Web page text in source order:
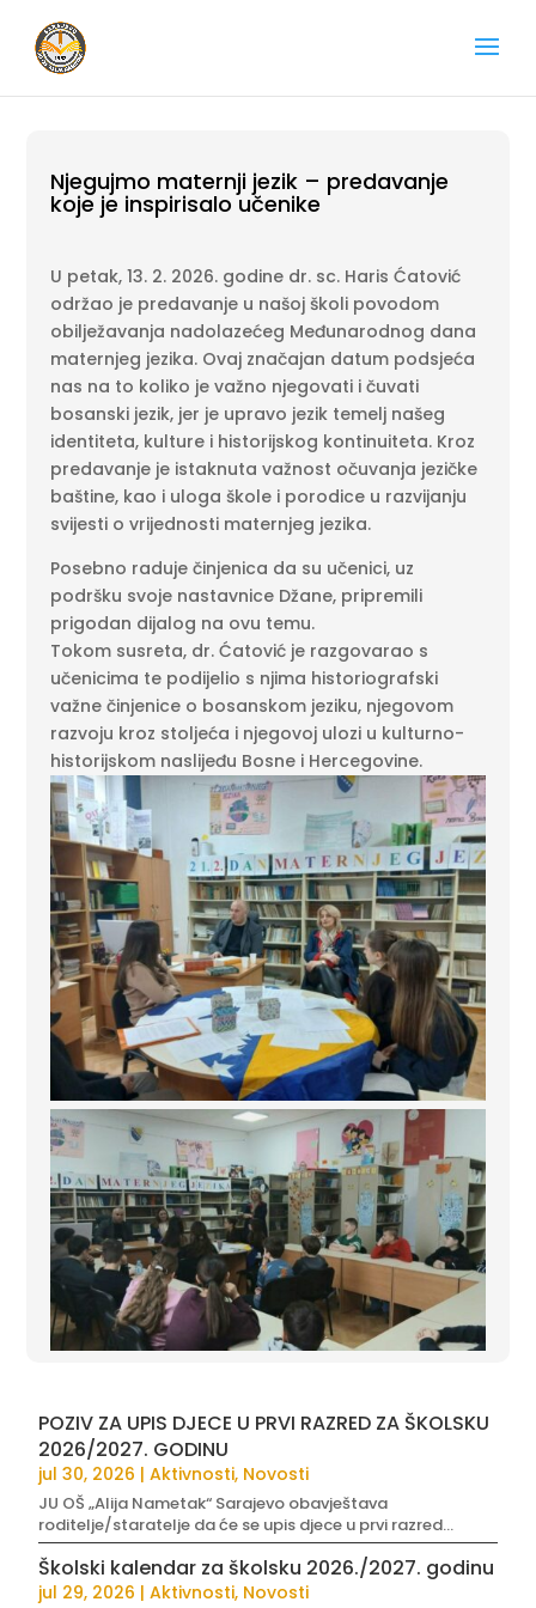
Njegujmo maternji jezik – predavanje
koje je inspirisalo učenike
U petak, 13. 2. 2026. godine dr. sc. Haris Ćatović
održao je predavanje u našoj školi povodom
obilježavanja nadolazećeg Međunarodnog dana
maternjeg jezika. Ovaj značajan datum podsjeća
nas na to koliko je važno njegovati i čuvati
bosanski jezik, jer je upravo jezik temelj našeg
identiteta, kulture i historijskog kontinuiteta. Kroz
predavanje je istaknuta važnost očuvanja jezičke
baštine, kao i uloga škole i porodice u razvijanju
svijesti o vrijednosti maternjeg jezika.
Posebno raduje činjenica da su učenici, uz
podršku svoje nastavnice Džane, pripremili
prigodan dijalog na ovu temu.
Tokom susreta, dr. Ćatović je razgovarao s
učenicima te podijelio s njima historiografski
važne činjenice o bosanskom jeziku, njegovom
razvoju kroz stoljeća i njegovoj ulozi u kulturno-
historijskom naslijeđu Bosne i Hercegovine.
POZIV ZA UPIS DJECE U PRVI RAZRED ZA ŠKOLSKU
2026/2027. GODINU
jul 30, 2026 |Aktivnosti, Novosti
JU OŠ „Alija Nametak“ Sarajevo obavještava
roditelje/staratelje da će se upis djece u prvi razred...
Školski kalendar za školsku 2026./2027. godinu
jul 29, 2026 |Aktivnosti, Novosti